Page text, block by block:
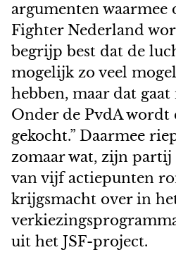
argumenten waarmee
Fighter Nederland
begrijp best dat de
mogelijk zo veel
hebben, maar dat
Onder de PvdA wordt
gekocht.” Daarmee
zomaar wat, zijn partij
van vijf actiepunten
krijgsmacht over in
uit het JSF-project.